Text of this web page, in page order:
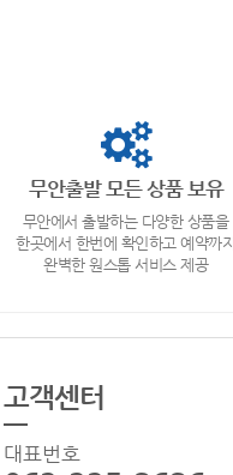
무안출발 모든 상품 보유
무안에서 출발하는 다양한 상품을
한곳에서 한번에 확인하고 예약까지
완벽한 원스톱 서비스 제공
고객센터
대표번호